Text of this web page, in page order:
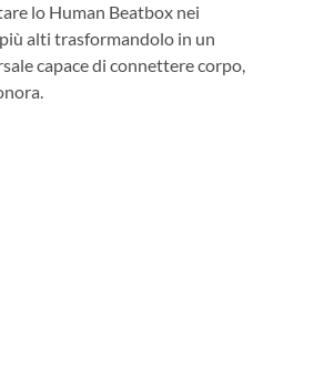
lo Human Beatbox nei
alti trasformandolo in un
capace di connettere corpo,